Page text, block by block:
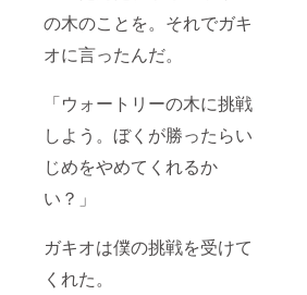
の木のことを。それでガキ
オに言ったんだ。
「ウォートリーの木に挑戦
しよう。ぼくが勝ったらい
じめをやめてくれるか
い？」
ガキオは僕の挑戦を受けて
くれた。